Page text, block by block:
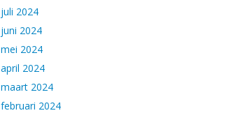
juli 2024
juni 2024
mei 2024
april 2024
maart 2024
februari 2024